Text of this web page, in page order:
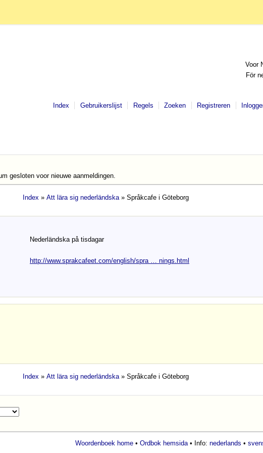
Voor
För
Index Gebruikerslijst Regels Zoeken Registreren
gesloten voor nieuwe aanmeldingen.
Index » Att lära sig nederländska» Språkcafe i Göteborg
Nederländska på tisdagar
http://www.sprakcafeet.com/english/spra … nings.html
Index » Att lära sig nederländska» Språkcafe i Göteborg
Woordenboek home• Ordbok hemsida• Info: nederlands •